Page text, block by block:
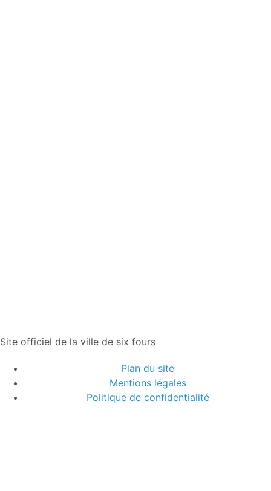
Site officiel de la ville de six fours
Plan du site
Mentions légales
Politique de confidentialité